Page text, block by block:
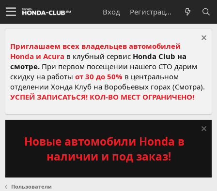
Вход Регистрация
Приглашаем всех владельцев автомобилей
Honda и Acura в клубный сервис Honda Club на
смотре. При первом посещении нашего СТО дарим
скидку на работы от 30 до 50% в центральном
отделении Хонда Клуб на Воробьевых горах (Смотра).
УСПЕЙ ЗАПИСАТЬСЯ! КОЛ-ВО МЕСТ ОГРАНИЧЕНО!
Новые автомобили Honda в
наличии и под заказ!
Пользователи